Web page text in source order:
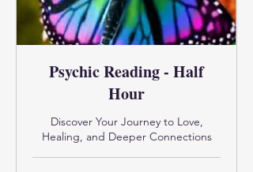
Psychic Reading - Half
Hour
Discover Your Journey to Love,
Healing, and Deeper Connections